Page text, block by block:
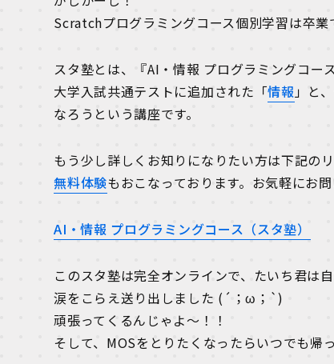
Scratchプログラミングコース個別学習は卒
スタ塾とは、『AI・情報 プログラミングコー
大学入試共通テストに追加された「情報」と
なろうという講座です。
もう少し詳しくお知りになりたい方は下記の
無料体験もおこなっております。お気軽にお
AI・情報 プログラミングコース（スタ塾）
このスタ塾は完全オンラインで、たいち君は
涙をこらえ送り出しました (´；ω；`)
頑張ってくるんじゃよ～！！
そして、MOSをとりたくなったらいつでも帰